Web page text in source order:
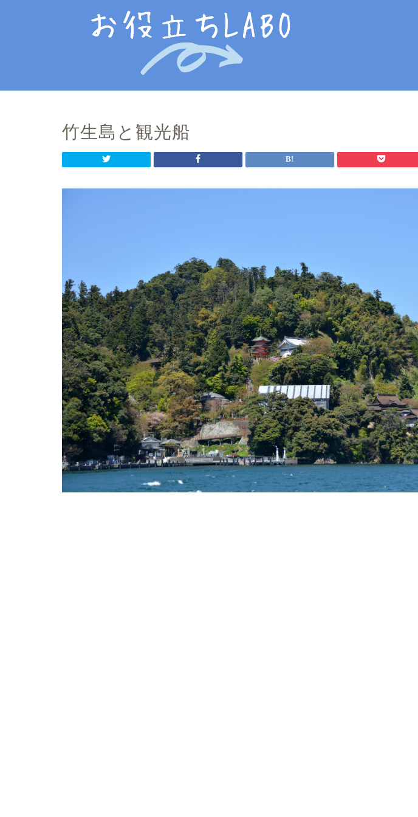
竹生島と観光船